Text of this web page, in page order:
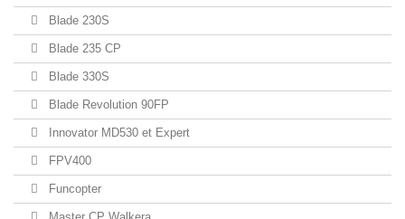
Blade 230S
Blade 235 CP
Blade 330S
Blade Revolution 90FP
Innovator MD530 et Expert
FPV400
Funcopter